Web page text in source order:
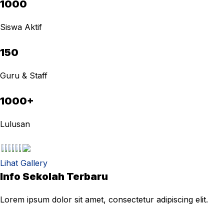
1000
Siswa Aktif
150
Guru & Staff
1000+
Lulusan
Lihat Gallery
Info Sekolah Terbaru
Lorem ipsum dolor sit amet, consectetur adipiscing elit.